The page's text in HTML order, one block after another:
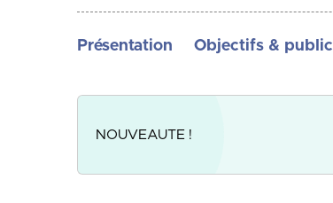
Présentation Objectifs & public
NOUVEAUTE !